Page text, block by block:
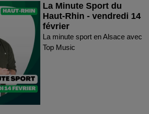
La Minute Sport du
Haut-Rhin - vendredi 14
février
La minute sport en Alsace avec
Top Music